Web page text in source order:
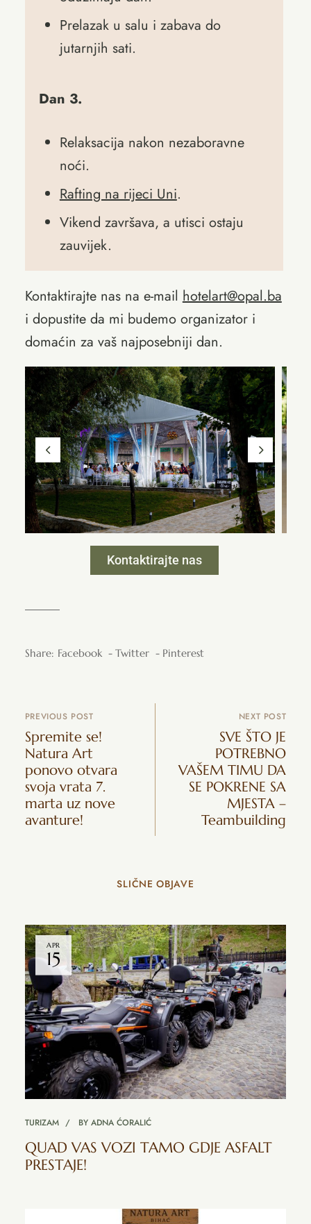
Prelazak u salu i zabava do
jutarnjih sati.
Dan 3.
Relaksacija nakon nezaboravne
noći.
Rafting na rijeci Uni.
Vikend završava, a utisci ostaju
zauvijek.
Kontaktirajte nas na e-mailhotelart@opal.ba
i dopustite da mi budemo organizator i
domaćin za vaš najposebniji dan.
Kontaktirajte nas
Share: Facebook Twitter Pinterest
PREVIOUS POST
Spremite se!
Natura Art
ponovo otvara
svoja vrata 7.
marta uz nove
avanture!
NEXT POST
SVE ŠTO JE
POTREBNO
VAŠEM TIMU DA
SE POKRENE SA
MJESTA –
Teambuilding
SLIČNE OBJAVE
APR
15
TURIZAM BY ADNA ĆORALIĆ
QUAD VAS VOZI TAMO GDJE ASFALT
PRESTAJE!